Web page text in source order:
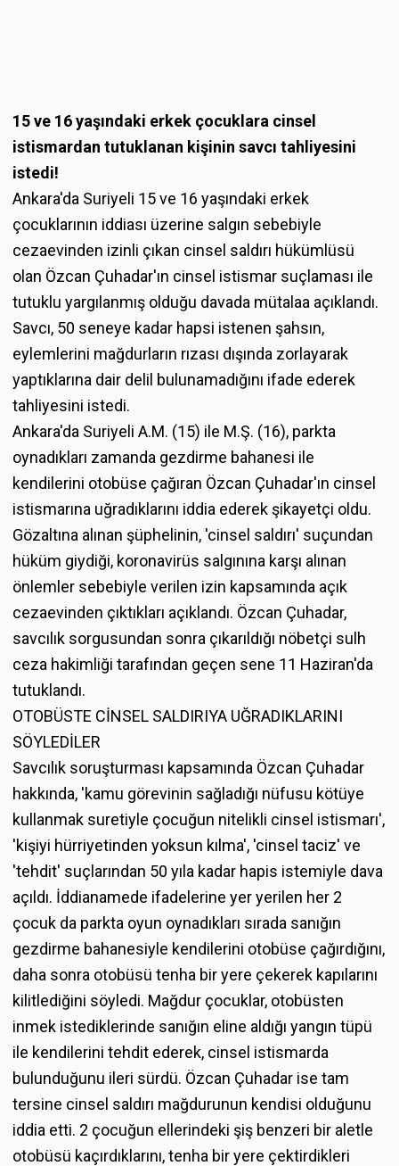
15 ve 16 yaşındaki erkek çocuklara cinsel
istismardan tutuklanan kişinin savcı tahliyesini
istedi!
Ankara'da Suriyeli 15 ve 16 yaşındaki erkek
çocuklarının iddiası üzerine salgın sebebiyle
cezaevinden izinli çıkan cinsel saldırı hükümlüsü
olan Özcan Çuhadar'ın cinsel istismar suçlaması ile
tutuklu yargılanmış olduğu davada mütalaa açıklandı.
Savcı, 50 seneye kadar hapsi istenen şahsın,
eylemlerini mağdurların rızası dışında zorlayarak
yaptıklarına dair delil bulunamadığını ifade ederek
tahliyesini istedi.
Ankara'da Suriyeli A.M. (15) ile M.Ş. (16), parkta
oynadıkları zamanda gezdirme bahanesi ile
kendilerini otobüse çağıran Özcan Çuhadar'ın cinsel
istismarına uğradıklarını iddia ederek şikayetçi oldu.
Gözaltına alınan şüphelinin, 'cinsel saldırı' suçundan
hüküm giydiği, koronavirüs salgınına karşı alınan
önlemler sebebiyle verilen izin kapsamında açık
cezaevinden çıktıkları açıklandı. Özcan Çuhadar,
savcılık sorgusundan sonra çıkarıldığı nöbetçi sulh
ceza hakimliği tarafından geçen sene 11 Haziran'da
tutuklandı.
OTOBÜSTE CİNSEL SALDIRIYA UĞRADIKLARINI
SÖYLEDİLER
Savcılık soruşturması kapsamında Özcan Çuhadar
hakkında, 'kamu görevinin sağladığı nüfusu kötüye
kullanmak suretiyle çocuğun nitelikli cinsel istismarı',
'kişiyi hürriyetinden yoksun kılma', 'cinsel taciz' ve
'tehdit' suçlarından 50 yıla kadar hapis istemiyle dava
açıldı. İddianamede ifadelerine yer yerilen her 2
çocuk da parkta oyun oynadıkları sırada sanığın
gezdirme bahanesiyle kendilerini otobüse çağırdığını,
daha sonra otobüsü tenha bir yere çekerek kapılarını
kilitlediğini söyledi. Mağdur çocuklar, otobüsten
inmek istediklerinde sanığın eline aldığı yangın tüpü
ile kendilerini tehdit ederek, cinsel istismarda
bulunduğunu ileri sürdü. Özcan Çuhadar ise tam
tersine cinsel saldırı mağdurunun kendisi olduğunu
iddia etti. 2 çocuğun ellerindeki şiş benzeri bir aletle
otobüsü kaçırdıklarını, tenha bir yere çektirdikleri